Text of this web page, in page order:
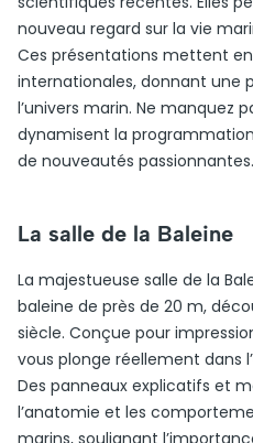
nouveau regard sur la vie
Ces présentations mettent
internationales, donnant une
l’univers marin. Ne manquez
dynamisent la
de nouveautés passionnantes.
La salle de la Baleine
La majestueuse salle de la
baleine de près de 20 m,
siècle. Conçue pour
vous plonge réellement dans
Des panneaux explicatifs et
l’anatomie et les
marins, soulignant